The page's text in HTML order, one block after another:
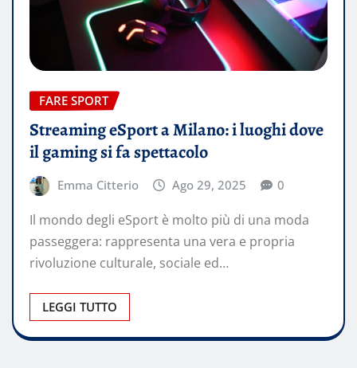
FARE SPORT
Streaming eSport a Milano: i luoghi dove
il gaming si fa spettacolo
Emma Citterio Ago 29, 2025 0
Il mondo degli eSport è molto più di una moda
passeggera: rappresenta una vera e propria
rivoluzione culturale, sociale ed…
LEGGI TUTTO